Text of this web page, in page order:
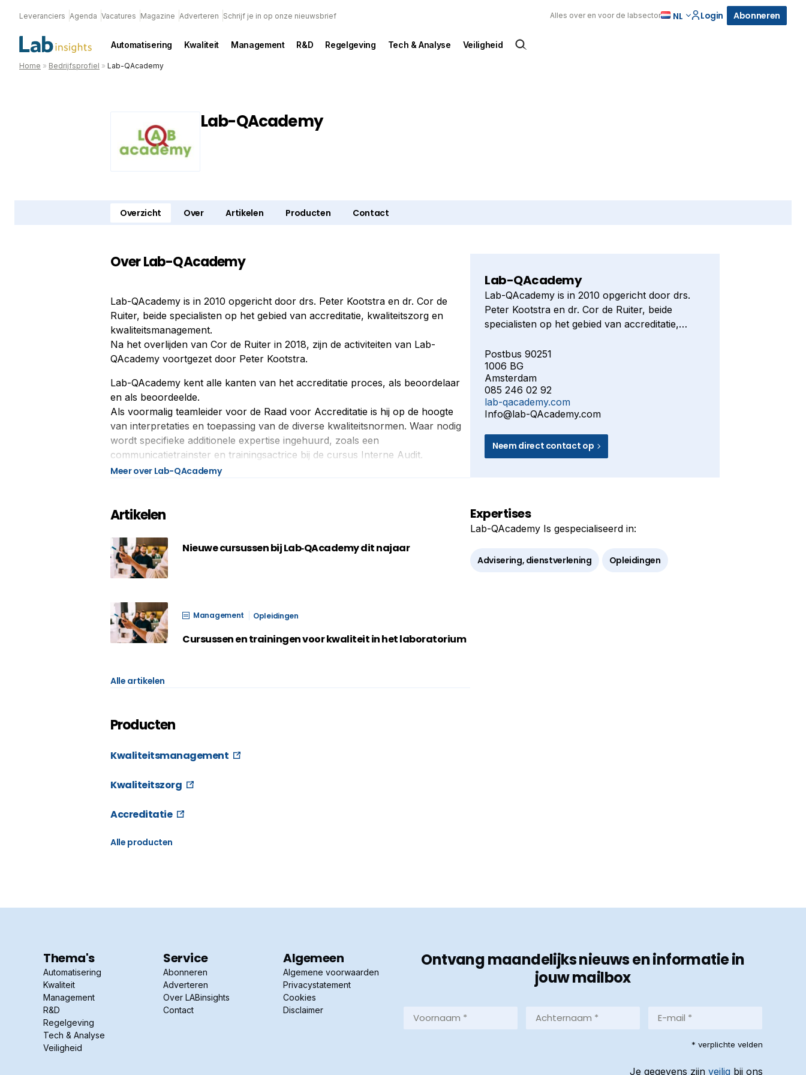
Leveranciers Agenda Vacatures Magazine Adverteren Schrijf je in op onze nieuwsbrief Alles over en voor de labsector NL Login Abonneren
Automatisering Kwaliteit Management R&D Regelgeving Tech & Analyse Veiligheid
Home » Bedrijfsprofiel » Lab-QAcademy
Lab-QAcademy
Overzicht Over Artikelen Producten Contact
Over Lab-QAcademy
Lab-QAcademy is in 2010 opgericht door drs. Peter Kootstra en dr. Cor de
Ruiter, beide specialisten op het gebied van accreditatie, kwaliteitszorg en
kwaliteitsmanagement.
Na het overlijden van Cor de Ruiter in 2018, zijn de activiteiten van Lab-
QAcademy voortgezet door Peter Kootstra.
Lab-QAcademy kent alle kanten van het accreditatie proces, als beoordelaar
en als beoordeelde.
Als voormalig teamleider voor de Raad voor Accreditatie is hij op de hoogte
van interpretaties en toepassing van de diverse kwaliteitsnormen. Waar nodig
wordt specifieke additionele expertise ingehuurd, zoals een
communicatietrainster en trainingsactrice bij de cursus Interne Audit.
Lab-QAcademy is dé opleider voor kwaliteitscoördinatoren, leidinggevenden en
en inspectie-instellingen, gericht op het opzetten, implementeren, toepassen
en continu verbeteren van kwaliteitssystemen.
Vanaf 2013 werkt Lab-QAcademy samen met Avans+.
Meer over Lab-QAcademy
Artikelen
Nieuwe cursussen bij Lab‑QAcademy dit najaar
Management Opleidingen
Cursussen en trainingen voor kwaliteit in het laboratorium
Alle artikelen
Producten
Kwaliteitsmanagement
Kwaliteitszorg
Accreditatie
Alle producten
Lab-QAcademy
Lab-QAcademy is in 2010 opgericht door drs.
Peter Kootstra en dr. Cor de Ruiter, beide
specialisten op het gebied van accreditatie,
Na het overlijden van Cor de Ruiter in 2018, zijn
de activiteiten van Lab-QAcademy voortgezet
door Peter Kootstra.
Postbus 90251
1006 BG
Amsterdam
085 246 02 92
lab-qacademy.com
Info@lab-QAcademy.com
Neem direct contact op
Expertises
Lab-QAcademy Is gespecialiseerd in:
Advisering, dienstverlening Opleidingen
Thema's
Automatisering
Kwaliteit
Management
R&D
Regelgeving
Tech & Analyse
Veiligheid
Service
Abonneren
Adverteren
Over LABinsights
Contact
Algemeen
Algemene voorwaarden
Privacystatement
Cookies
Disclaimer
Ontvang maandelijks nieuws en informatie in
jouw mailbox
Achternaam
mail
* verplichte velden
Je gegevens zijn veilig bij ons